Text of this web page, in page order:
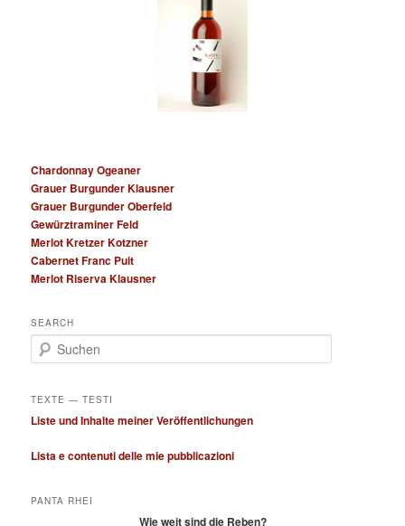
Chardonnay Ogeaner
Grauer Burgunder Klausner
Grauer Burgunder Oberfeld
Gewürztraminer Feld
Merlot Kretzer Kotzner
Cabernet Franc Puit
Merlot Riserva Klausner
SEARCH
u
h
n
TEXTE — TESTI
Liste und Inhalte meiner Veröffentlichungen
Lista e contenuti delle mie pubblicazioni
PANTA RHEI
Wie weit sind die Reben?